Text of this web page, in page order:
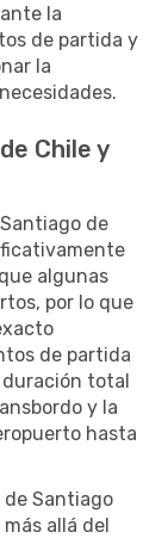
la
de partida y
la
Chile y
de
algunas
por lo que
de partida
total
y la
hasta
de Santiago
allá del